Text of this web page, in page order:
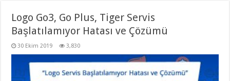
Logo Go3, Go Plus, Tiger Servis
Başlatılamıyor Hatası ve Çözümü
30 Ekim 2019 3,830